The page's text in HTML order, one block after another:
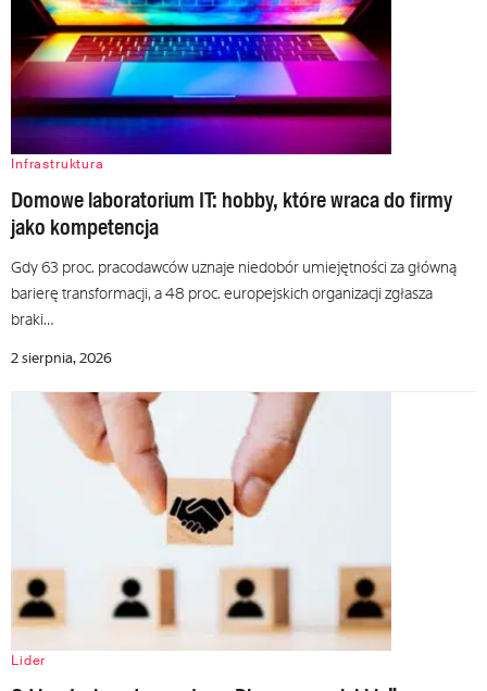
Infrastruktura
Domowe laboratorium IT: hobby, które wraca do firmy
jako kompetencja
Gdy 63 proc. pracodawców uznaje niedobór umiejętności za główną
barierę transformacji, a 48 proc. europejskich organizacji zgłasza
braki…
2 sierpnia, 2026
Lider